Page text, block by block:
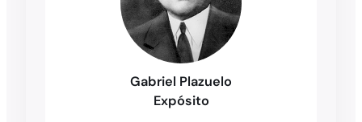
Gabriel Plazuelo
Expósito